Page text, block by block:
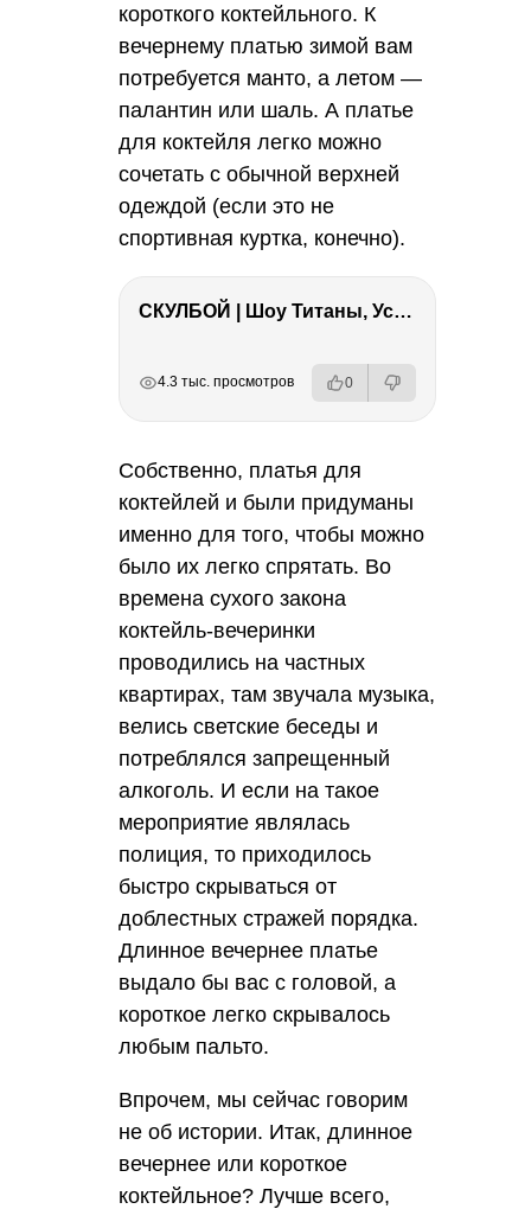
короткого коктейльного. К
вечернему платью зимой вам
потребуется манто, а летом —
палантин или шаль. А платье
для коктейля легко можно
сочетать с обычной верхней
одеждой (если это не
спортивная куртка, конечно).
СКУЛБОЙ | Шоу Титаны, Усейн Болт, Ларрат, Зашквар!
4.3 тыс. просмотров 0
Собственно, платья для
коктейлей и были придуманы
именно для того, чтобы можно
было их легко спрятать. Во
времена сухого закона
коктейль-вечеринки
проводились на частных
квартирах, там звучала музыка,
велись светские беседы и
потреблялся запрещенный
алкоголь. И если на такое
мероприятие являлась
полиция, то приходилось
быстро скрываться от
доблестных стражей порядка.
Длинное вечернее платье
выдало бы вас с головой, а
короткое легко скрывалось
любым пальто.
Впрочем, мы сейчас говорим
не об истории. Итак, длинное
вечернее или короткое
коктейльное? Лучше всего,